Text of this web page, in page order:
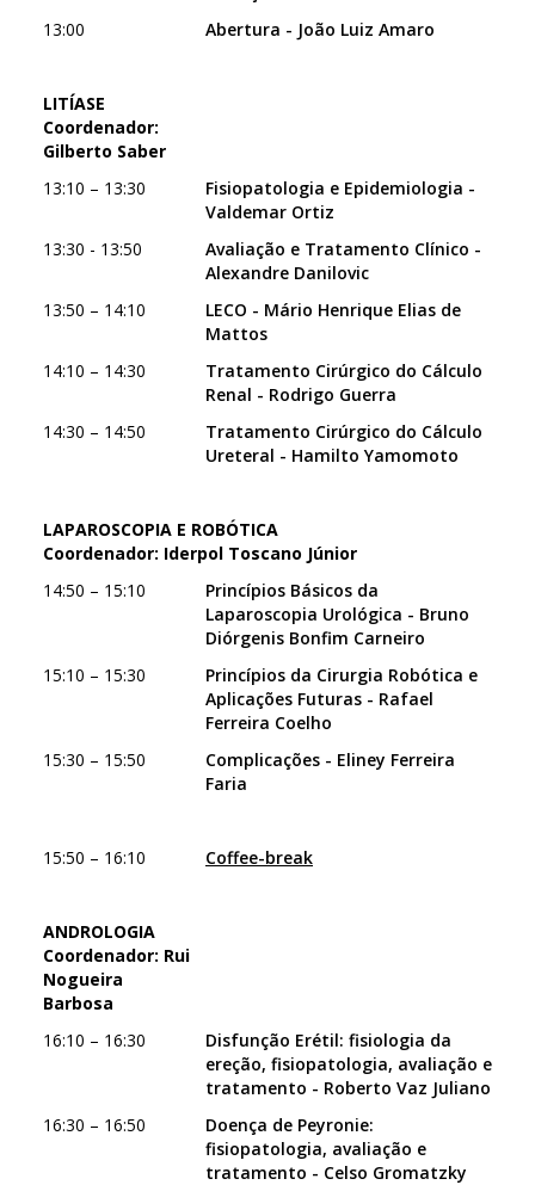
13:00
Abertura - João Luiz Amaro
LITÍASE
Coordenador:
Gilberto Saber
13:10 – 13:30
Fisiopatologia e Epidemiologia -
Valdemar Ortiz
13:30 - 13:50
Avaliação e Tratamento Clínico -
Alexandre Danilovic
13:50 – 14:10
LECO - Mário Henrique Elias de
Mattos
14:10 – 14:30
Tratamento Cirúrgico do Cálculo
Renal - Rodrigo Guerra
14:30 – 14:50
Tratamento Cirúrgico do Cálculo
Ureteral - Hamilto Yamomoto
LAPAROSCOPIA E ROBÓTICA
Coordenador: Iderpol Toscano Júnior
14:50 – 15:10
Princípios Básicos da
Laparoscopia Urológica - Bruno
Diórgenis Bonfim Carneiro
15:10 – 15:30
Princípios da Cirurgia Robótica e
Aplicações Futuras - Rafael
Ferreira Coelho
15:30 – 15:50
Complicações - Eliney Ferreira
Faria
15:50 – 16:10 Coffee-break
ANDROLOGIA
Coordenador: Rui
Nogueira
Barbosa
16:10 – 16:30
Disfunção Erétil: fisiologia da
ereção, fisiopatologia, avaliação e
tratamento - Roberto Vaz Juliano
16:30 – 16:50
Doença de Peyronie:
fisiopatologia, avaliação e
tratamento - Celso Gromatzky